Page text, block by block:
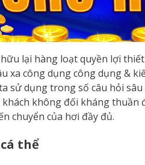
lại hàng loạt quyền lợi
xa công dụng công dụng &
sử dụng trong số câu hỏi
không đối kháng
chuyển của hơi đầy đủ.
thể